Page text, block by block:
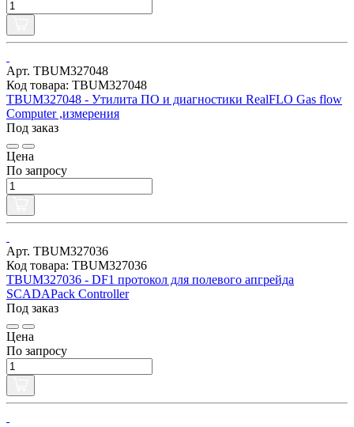
Арт. TBUM327048
Код товара: TBUM327048
TBUM327048 - Утилита ПО и диагностики RealFLO Gas flow
Computer ,измерения
Под заказ
Цена
По запросу
Арт. TBUM327036
Код товара: TBUM327036
TBUM327036 - DF1 протокол для полевого апгрейда
SCADAPack Controller
Под заказ
Цена
По запросу